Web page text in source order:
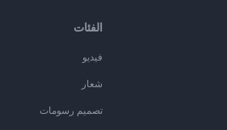
الفئات
فيديو
شعار
تصميم رسومات